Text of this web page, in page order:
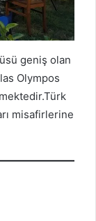
geniş olan
Olympos
misafirlerine